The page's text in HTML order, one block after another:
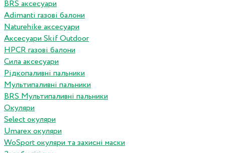
BRS аксесуари
Adimanti газові балони
Naturehike аксесуари
Аксесуари Skif Outdoor
HPCR газові балони
Сила аксесуари
Рідкопаливні пальники
Мультипаливні пальники
BRS Мультипаливні пальники
Окуляри
Select окуляри
Umarex окуляри
WoSport окуляри та захисні маски